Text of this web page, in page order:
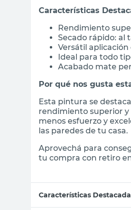
Características
Rendimiento
Secado rápido: al
Versátil
Ideal para todo
Acabado mate
Por qué nos gusta
Esta pintura se
rendimiento superior y
menos esfuerzo y
las paredes de tu casa.
Aprovechá para
tu compra con retiro
Características